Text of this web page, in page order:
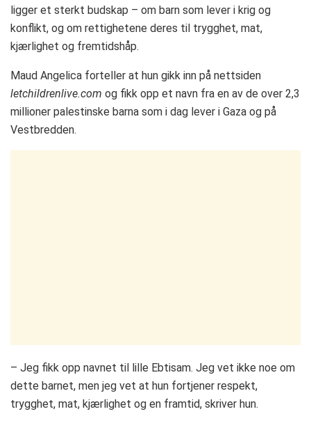
ligger et sterkt budskap – om barn som lever i krig og
konflikt, og om rettighetene deres til trygghet, mat,
kjærlighet og fremtidshåp.
Maud Angelica forteller at hun gikk inn på nettsiden
letchildrenlive.com og fikk opp et navn fra en av de over 2,3
millioner palestinske barna som i dag lever i Gaza og på
Vestbredden.
– Jeg fikk opp navnet til lille Ebtisam. Jeg vet ikke noe om
dette barnet, men jeg vet at hun fortjener respekt,
trygghet, mat, kjærlighet og en framtid, skriver hun.